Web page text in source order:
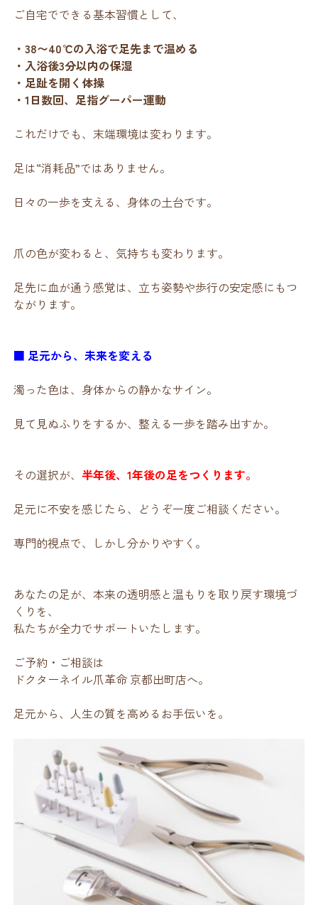
ご自宅でできる基本習慣として、
・38〜40℃の入浴で足先まで温める
・入浴後3分以内の保湿
・足趾を開く体操
・1日数回、足指グーパー運動
これだけでも、末端環境は変わります。
足は“消耗品”ではありません。
日々の一歩を支える、身体の土台です。
爪の色が変わると、気持ちも変わります。
足先に血が通う感覚は、立ち姿勢や歩行の安定感にもつ
ながります。
■ 足元から、未来を変える
濁った色は、身体からの静かなサイン。
見て見ぬふりをするか、整える一歩を踏み出すか。
その選択が、 半年後、1年後の足をつくります。
足元に不安を感じたら、どうぞ一度ご相談ください。
専門的視点で、しかし分かりやすく。
あなたの足が、本来の透明感と温もりを取り戻す環境づ
くりを、
私たちが全力でサポートいたします。
ご予約・ご相談は
ドクターネイル爪革命 京都出町店へ。
足元から、人生の質を高めるお手伝いを。